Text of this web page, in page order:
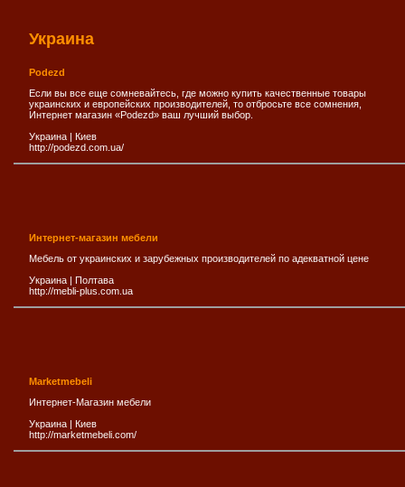
Украина
Podezd
Если вы все еще сомневайтесь, где можно купить качественные товары
украинских и европейских производителей, то отбросьте все сомнения,
Интернет магазин «Podezd» ваш лучший выбор.
Украина | Киев
http://podezd.com.ua/
Интернет-магазин мебели
Мебель от украинских и зарубежных производителей по адекватной цене
Украина | Полтава
http://mebli-plus.com.ua
Marketmebeli
Интернет-Магазин мебели
Украина | Киев
http://marketmebeli.com/